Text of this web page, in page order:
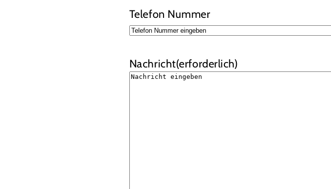
Telefon Nummer
Nachricht(erforderlich)